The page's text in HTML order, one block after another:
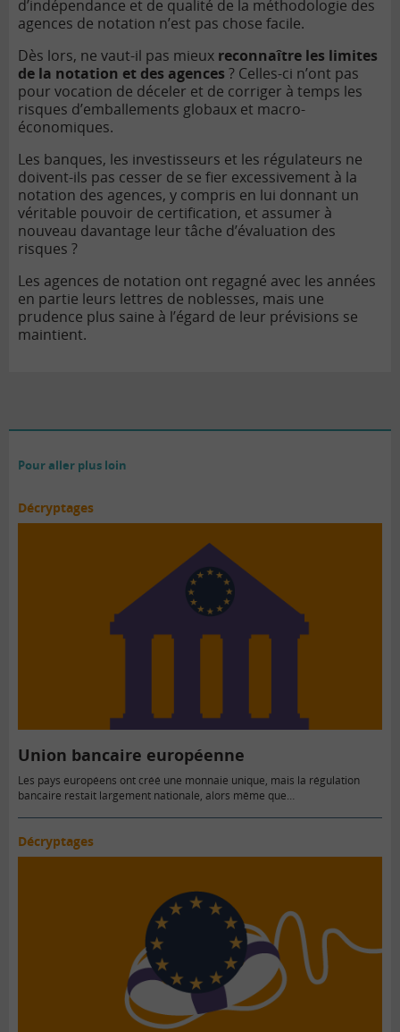
d’indépendance et de qualité de la méthodologie des
agences de notation n’est pas chose facile.
Dès lors, ne vaut-il pas mieux reconnaître les limites
de la notation et des agences ? Celles-ci n’ont pas
pour vocation de déceler et de corriger à temps les
risques d’emballements globaux et macro-
économiques.
Les banques, les investisseurs et les régulateurs ne
doivent-ils pas cesser de se fier excessivement à la
notation des agences, y compris en lui donnant un
véritable pouvoir de certification, et assumer à
nouveau davantage leur tâche d’évaluation des
risques ?
Les agences de notation ont regagné avec les années
en partie leurs lettres de noblesses, mais une
prudence plus saine à l’égard de leur prévisions se
maintient.
Pour aller plus loin
Décryptages
Union bancaire européenne
Les pays européens ont créé une monnaie unique, mais la régulation
bancaire restait largement nationale, alors même que…
Décryptages